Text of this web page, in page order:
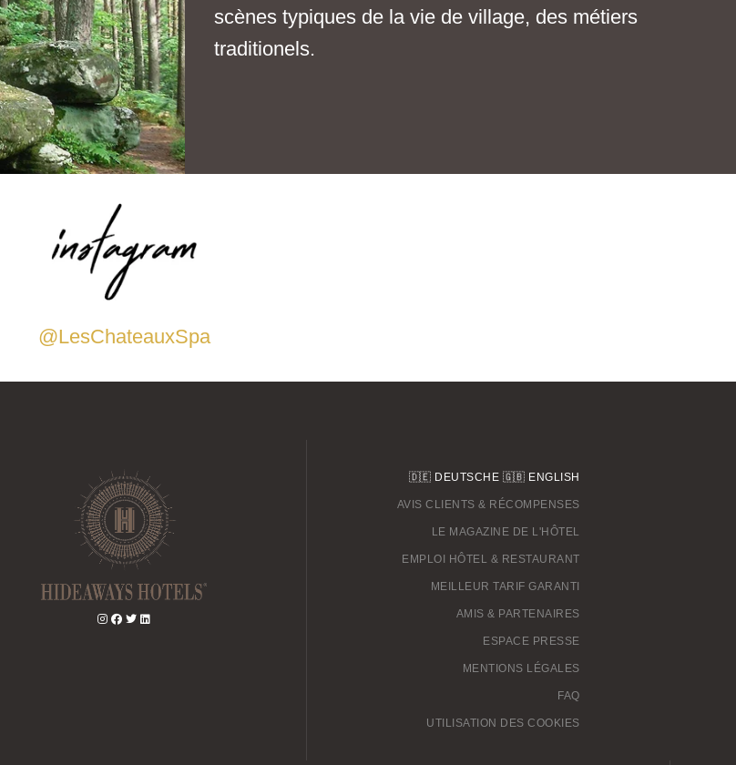
scènes typiques de la vie de village, des métiers
traditionels.
@LesChateauxSpa
🇩🇪 DEUTSCHE 🇬🇧 ENGLISH
AVIS CLIENTS & RÉCOMPENSES
LE MAGAZINE DE L'HÔTEL
EMPLOI HÔTEL & RESTAURANT
MEILLEUR TARIF GARANTI
AMIS & PARTENAIRES
ESPACE PRESSE
M ENTIONS LÉGALES
FAQ
UTILISATION DES COOKIES